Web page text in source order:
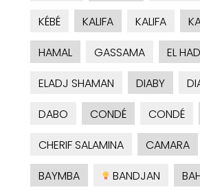
KÉBÉ KALIFA KALIFA
HAMAL
GASSAMA
EL
ELADJ SHAMAN
DIABY
DABO
CONDÉ CONDÉ
CHERIF SALAMINA
CAMARA
BAYMBA
BANDJAN